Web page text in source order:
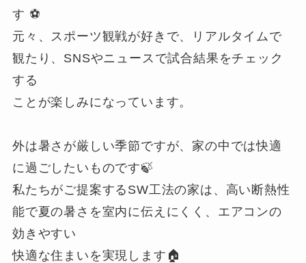
す ⚽
元々、スポーツ観戦が好きで、リアルタイムで
観たり、SNSやニュースで試合結果をチェック
する
ことが楽しみになっています。
外は暑さが厳しい季節ですが、家の中では快適
に過ごしたいものです🍃
私たちがご提案するSW工法の家は、高い断熱性
能で夏の暑さを室内に伝えにくく、エアコンの
効きやすい
快適な住まいを実現します🏠